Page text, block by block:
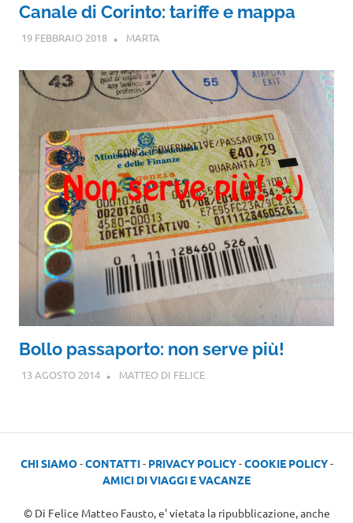
Canale di Corinto: tariffe e mappa
19 FEBBRAIO 2018 MARTA
Bollo passaporto: non serve più!
13 AGOSTO 2014 MATTEO DI FELICE
CHI SIAMO-CONTATTI- PRIVACY POLICY-COOKIE POLICY-
AMICI DI VIAGGI E VACANZE
© Di Felice Matteo Fausto, e' vietata la ripubblicazione, anche